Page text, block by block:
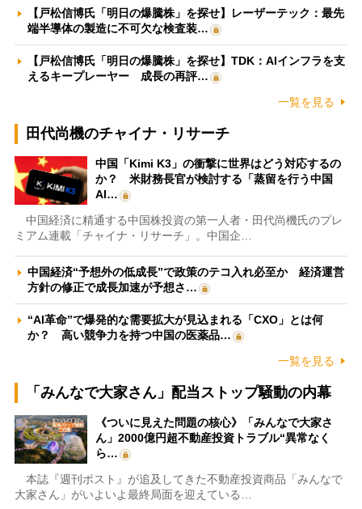
【戸松信博氏「明日の爆騰株」を探せ】レーザーテック：最先
端半導体の製造に不可欠な検査装…
【戸松信博氏「明日の爆騰株」を探せ】TDK：AIインフラを支
えるキープレーヤー 成長の再評…
一覧を見る
田代尚機のチャイナ・リサーチ
中国「Kimi K3」の衝撃に世界はどう対応するの
か？ 米財務長官が検討する「蒸留を行う中国
AI…
中国経済に精通する中国株投資の第一人者・田代尚機氏のプレ
ミアム連載「チャイナ・リサーチ」。中国企…
中国経済“予想外の低成長”で政策のテコ入れ必至か 経済運営
方針の修正で成長加速が予想さ…
“AI革命”で爆発的な需要拡大が見込まれる「CXO」とは何
か？ 高い競争力を持つ中国の医薬品…
一覧を見る
「みんなで大家さん」配当ストップ騒動の内幕
《ついに見えた問題の核心》「みんなで大家さ
ん」2000億円超不動産投資トラブル“異常なく
ら…
本誌『週刊ポスト』が追及してきた不動産投資商品「みんなで
大家さん」がいよいよ最終局面を迎えている…